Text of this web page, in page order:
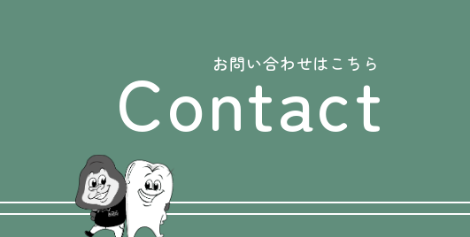
お問い合わせはこちら
Contact